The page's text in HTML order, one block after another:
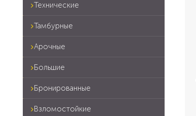
Технические
Тамбурные
Арочные
Большие
Бронированные
Взломостойкие